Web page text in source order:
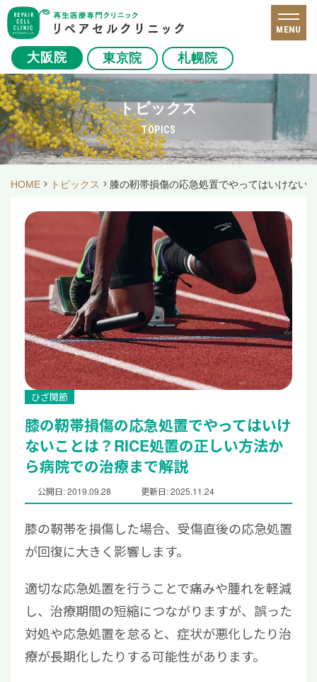
大阪院 東京院 札幌院
MENU
トピックス
TOPICS
HOME トピックス 膝の靭帯損傷の応急処置でやってはいけない
ひざ関節
膝の靭帯損傷の応急処置でやってはいけ
ないことは？RICE処置の正しい方法か
ら病院での治療まで解説
公開日: 2019.09.28 更新日: 2025.11.24
膝の靭帯を損傷した場合、受傷直後の応急処置
が回復に大きく影響します。
適切な応急処置を行うことで痛みや腫れを軽減
し、治療期間の短縮につながりますが、誤った
対処や応急処置を怠ると、症状が悪化したり治
療が長期化したりする可能性があります。